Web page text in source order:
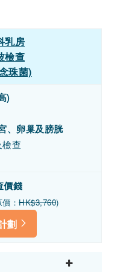
乳房
檢查
珠菌)
)
、卵巢及膀胱
查
價錢
： HK$3,760)
劃